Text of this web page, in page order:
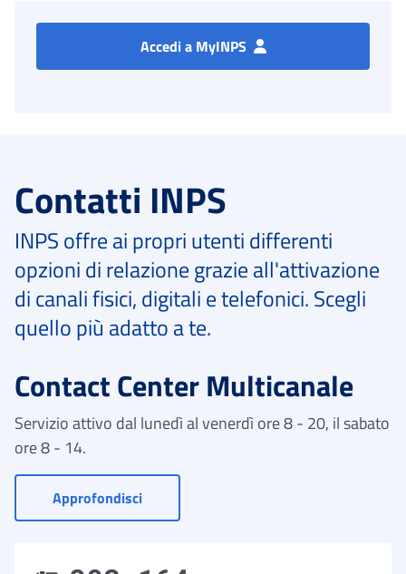
Accedi a MyINPS
Contatti INPS
INPS offre ai propri utenti differenti
opzioni di relazione grazie all'attivazione
di canali fisici, digitali e telefonici. Scegli
quello più adatto a te.
Contact Center Multicanale
Servizio attivo dal lunedì al venerdì ore 8 - 20, il sabato
ore 8 - 14.
Approfondisci- Vai a Contact Center